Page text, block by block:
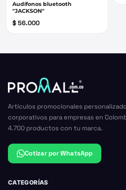
Audífonos bluetooth
"JACKSON"
$ 56.000
Artículos promocionales
corporativos para empresas en
4.700 productos con tu marca.
Cotizar por WhatsApp
CATEGORÍAS